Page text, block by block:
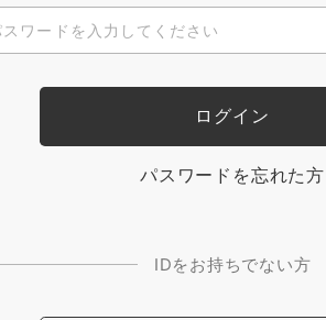
パスワードを忘れた方
IDをお持ちでない方